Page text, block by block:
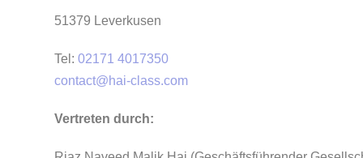
51379 Leverkusen
Tel: 02171 4017350
contact@hai-class.com
Vertreten durch: